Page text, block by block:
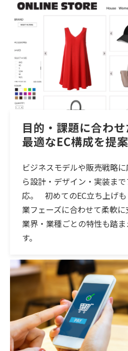
目的・課題に合わせ
最適なEC構成を提案
ビジネスモデルや販売戦略
ら設計・デザイン・実装ま
応。 初めてのEC立ち上げ
業フェーズに合わせて柔軟に
業界・業種ごとの特性も踏
す。